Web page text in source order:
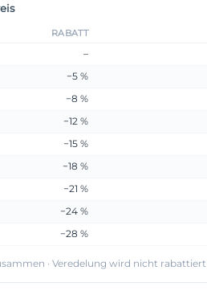
RABATT
–
−5 %
−8 %
−12 %
−15 %
−18 %
−21 %
−24 %
−28 %
· Veredelung wird nicht rabattiert